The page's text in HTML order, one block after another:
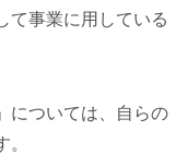
て事業に用している
については、自らの